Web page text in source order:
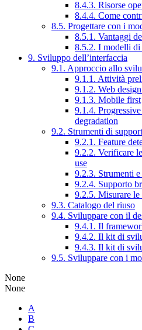
8.4.3. Risorse
8.4.4. Come
8.5. Progettare con i
8.5.1. Vantaggi
8.5.2. I modelli
9. Sviluppo dell’interfaccia
9.1. Approccio allo
9.1.1. Attività
9.1.2. Web
9.1.3. Mobile first
9.1.4.
degradation
9.2. Strumenti di
9.2.1. Feature
9.2.2. Verificare
use
9.2.3. Strumenti
9.2.4. Supporto
9.2.5. Misurare le
9.3. Catalogo del riuso
9.4. Sviluppare con il
9.4.1. Il
9.4.2. Il kit di
9.4.3. Il kit di
9.5. Sviluppare con i
None
None
A
B